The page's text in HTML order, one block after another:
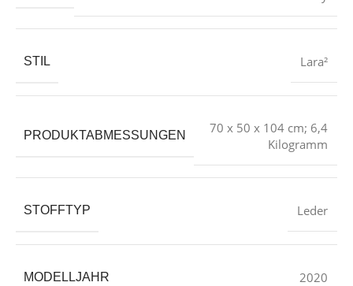
STIL Lara²
PRODUKTABMESSUNGEN
‎70 x 50 x 104 cm; 6,4
Kilogramm
STOFFTYP ‎Leder
MODELLJAHR ‎2020